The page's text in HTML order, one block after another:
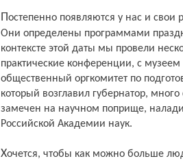
Постепенно появляются у нас и свои ритуалы, связанные с Днём народного един­ства.
Они определены программами
контексте этой даты мы провели
практические конференции, с
общественный оргкомитет по
который возглавил губернатор,
замечен на научном поприще,
Российской Академии наук.
Хочется, чтобы как можно больше людей получили информацию о сути нового